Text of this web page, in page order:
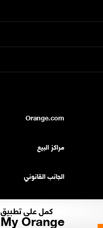
كمل على تطبيق
My Orange
Orange.com
مراكز البيع
الجانب القانوني